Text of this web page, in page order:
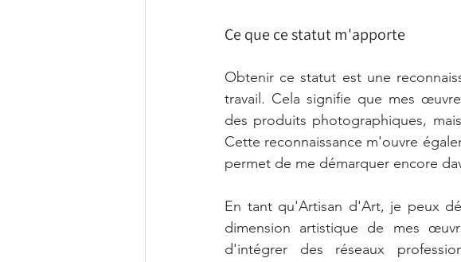
Ce que ce statut m'apporte
Obtenir ce statut est une
travail. Cela signifie que mes
des produits photographiques,
Cette reconnaissance m'ouvre
permet de me démarquer encore
En tant qu'Artisan d'Art, je peux
dimension artistique de mes
d'intégrer des réseaux